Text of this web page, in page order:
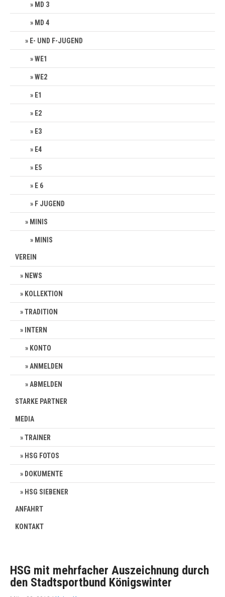
MD 3
MD 4
E- UND F-JUGEND
WE1
WE2
E1
E2
E3
E4
E5
E 6
F JUGEND
MINIS
MINIS
VEREIN
NEWS
KOLLEKTION
TRADITION
INTERN
KONTO
ANMELDEN
ABMELDEN
STARKE PARTNER
MEDIA
TRAINER
HSG FOTOS
DOKUMENTE
HSG SIEBENER
ANFAHRT
KONTAKT
HSG mit mehrfacher Auszeichnung durch
den Stadtsportbund Königswinter